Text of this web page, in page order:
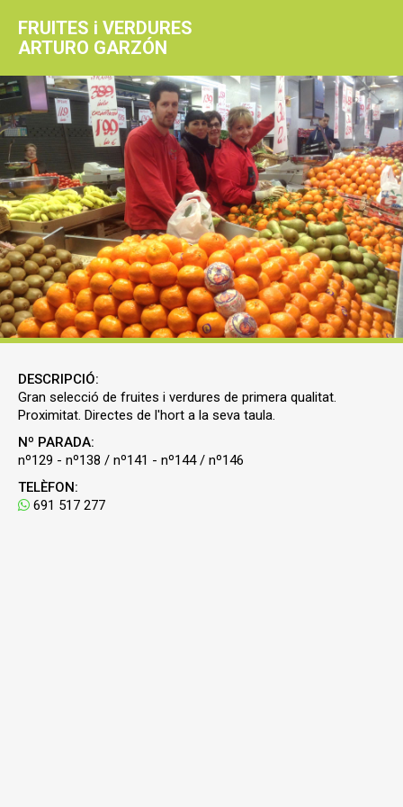
FRUITES i VERDURES
ARTURO GARZÓN
DESCRIPCIÓ:
Gran selecció de fruites i verdures de primera qualitat.
Proximitat. Directes de l'hort a la seva taula.
Nº PARADA:
nº129 - nº138 / nº141 - nº144 / nº146
TELÈFON:
691 517 277